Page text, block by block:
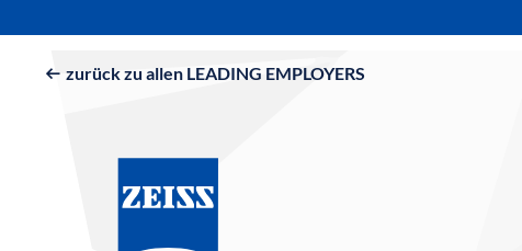
 zurück zu allen LEADING EMPLOYERS